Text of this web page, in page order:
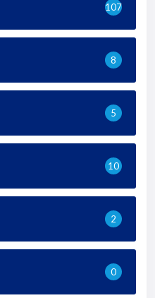
107
8
5
10
2
0